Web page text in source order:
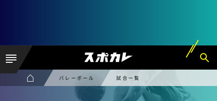
バレーボール 試合一覧